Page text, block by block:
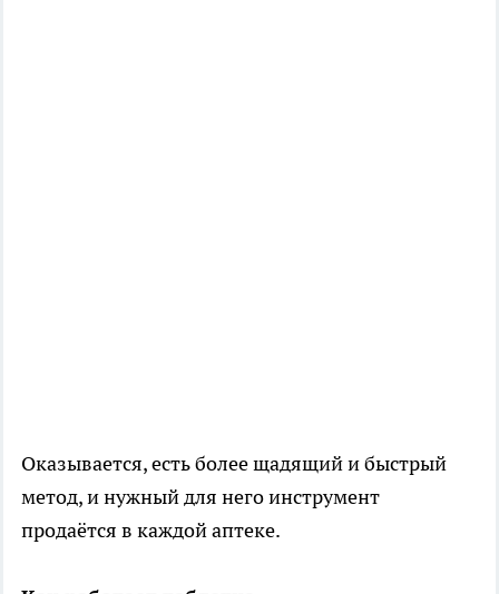
Оказывается, есть более щадящий и быстрый
метод, и нужный для него инструмент
продаётся в каждой аптеке.